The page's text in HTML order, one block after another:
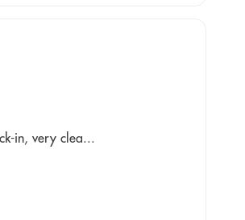
in, very clea...